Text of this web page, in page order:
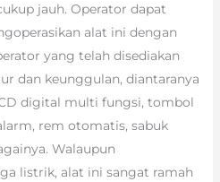
jauh. Operator dapat
alat ini dengan
yang telah disediakan
dan keunggulan, diantaranya
digital multi fungsi, tombol
rem otomatis, sabuk
Walaupun
listrik, alat ini sangat ramah